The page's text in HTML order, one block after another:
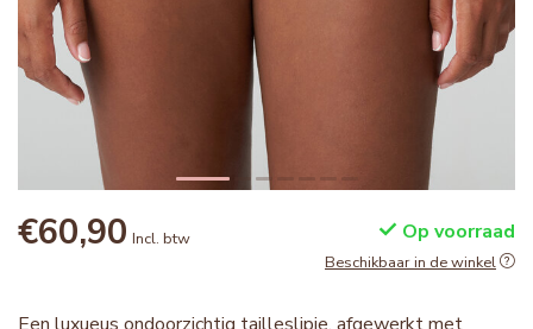
€60,90 Incl. btw Op voorraad
Beschikbaar in de winkel